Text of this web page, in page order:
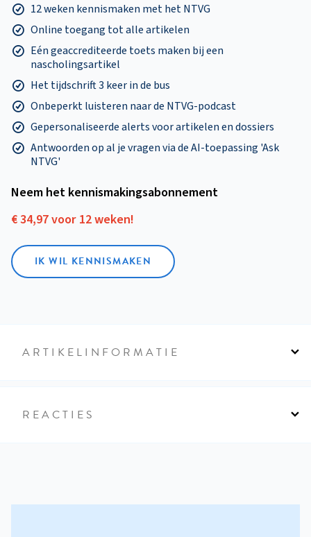
12 weken kennismaken met het NTVG
Online toegang tot alle artikelen
Eén geaccrediteerde toets maken bij een
nascholingsartikel
Het tijdschrift 3 keer in de bus
Onbeperkt luisteren naar de NTVG-podcast
Gepersonaliseerde alerts voor artikelen en dossiers
Antwoorden op al je vragen via de AI-toepassing 'Ask
NTVG'
Neem het kennismakings­abonnement
€ 34,97 voor 12 weken!
IK WIL KENNISMAKEN
ARTIKELINFORMATIE
REACTIES